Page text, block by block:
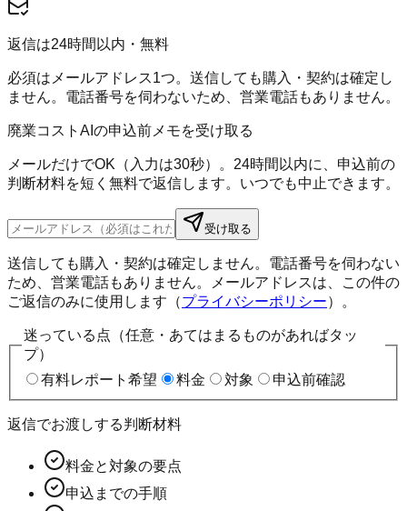
返信は24時間以内・無料
必須はメールアドレス1つ。送信しても購入・契約は確定し
ません。電話番号を伺わないため、営業電話もありません。
廃業コストAIの申込前メモを受け取る
メールだけでOK（入力は30秒）。24時間以内に、申込前の
判断材料を短く無料で返信します。いつでも中止できます。
受け取る
送信しても購入・契約は確定しません。電話番号を伺わない
ため、営業電話もありません。メールアドレスは、この件の
ご返信のみに使用します（プライバシーポリシー）。
迷っている点（任意・あてはまるものがあればタッ
プ）
有料レポート希望
料金 対象 申込前確認
返信でお渡しする判断材料
料金と対象の要点
申込までの手順